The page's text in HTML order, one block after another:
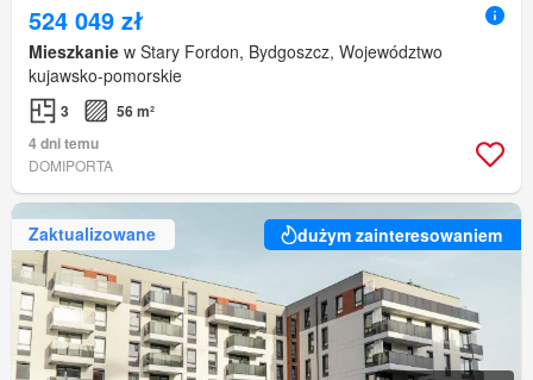
524 049 zł
Mieszkanie w Stary Fordon, Bydgoszcz, Województwo
kujawsko-pomorskie
3
56 m²
4 dni temu
DOMIPORTA
Zaktualizowane dużym zainteresowaniem